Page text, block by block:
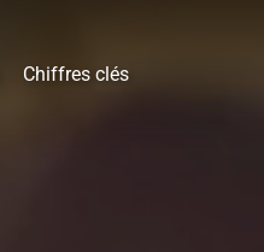
Chiffres clés